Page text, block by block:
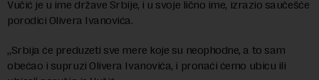
Vučić je u ime države Srbije, i u svoje lično ime, izrazio saučešće
porodici Olivera Ivanovića.
„Srbija će preduzeti sve mere koje su neophodne, a to sam
obećao i supruzi Olivera Ivanovića, i pronaći ćemo ubicu ili